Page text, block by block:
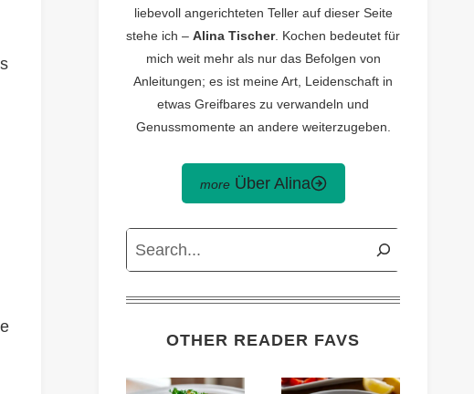
liebevoll angerichteten Teller auf dieser Seite
stehe ich – Alina Tischer. Kochen bedeutet für
mich weit mehr als nur das Befolgen von
Anleitungen; es ist meine Art, Leidenschaft in
etwas Greifbares zu verwandeln und
Genussmomente an andere weiterzugeben.
Über Alina
Search
OTHER READER FAVS